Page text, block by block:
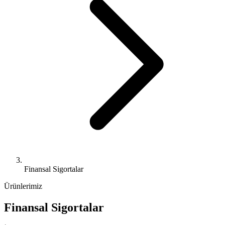
Finansal Sigortalar
Ürünlerimiz
Finansal Sigortalar